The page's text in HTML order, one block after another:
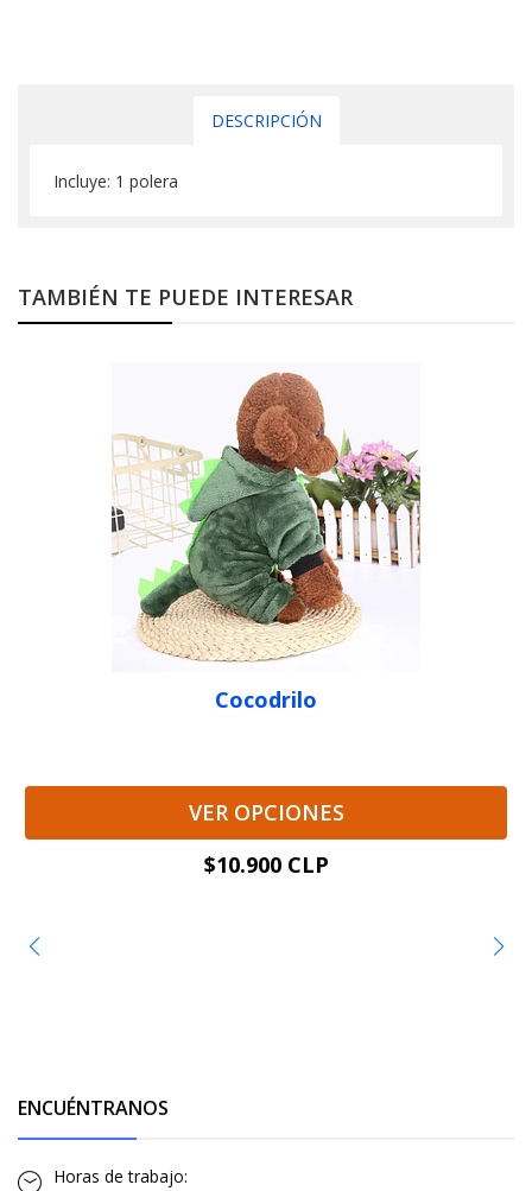
DESCRIPCIÓN
Incluye: 1 polera
TAMBIÉN TE PUEDE INTERESAR
Cocodrilo
VER OPCIONES
$10.900 CLP
ENCUÉNTRANOS
Horas de trabajo: